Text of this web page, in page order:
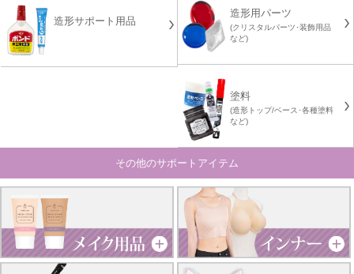
造形サポート用品
造形用パーツ
(クリスタルパーツ･装飾用品
など)
塗料
(造形トップ/ベース･各種塗料
など)
その他のサポートアイテム